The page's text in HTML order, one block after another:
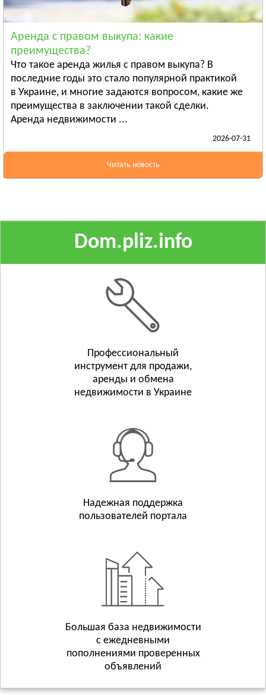
Ананьев
Арциз
Балта
ПОЛТАВСКАЯ ОБЛАСТЬ
Гадяч
Глобино
РОВЕНСКАЯ ОБЛАСТЬ
Березно
Смотреть всё
СУМСКАЯ ОБЛАСТЬ
Смотреть всё
ТЕРНОПОЛЬСКАЯ ОБЛАСТЬ
Смотреть всё
Смотреть всё
ХЕРСОНСКАЯ ОБЛАСТЬ
ХМЕЛЬНИЦКАЯ ОБЛАСТЬ
Смотреть всё
ЧЕРКАССКАЯ ОБЛАСТЬ
Аренда с правом выкупа: какие
преимущества?
Что такое аренда жилья с правом выкупа? В
последние годы это стало популярной практикой
в Украине, и многие задаются вопросом, какие же
преимущества в заключении такой сделки.
Аренда недвижимости ...
2026-07-31
Читать новость
Dom.pliz.info
Профессиональный
инструмент для продажи,
аренды и обмена
недвижимости в Украине
Надежная поддержка
пользователей портала
Большая база недвижимости
с ежедневными
пополнениями проверенных
объявлений